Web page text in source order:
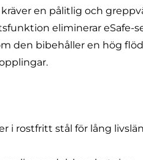
en pålitlig och
eliminerar eSafe-
den bibehåller en hög
i rostfritt stål för lång